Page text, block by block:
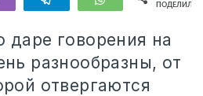
говорения на
разнообразны, от
отвергаются